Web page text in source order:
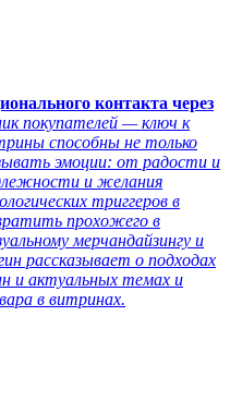
контакта через
покупателей — ключ к
способны не только
эмоции: от радости и
и желания
триггеров в
прохожего в
мерчандайзингу и
рассказывает о подходах
и актуальных темах и
в витринах.